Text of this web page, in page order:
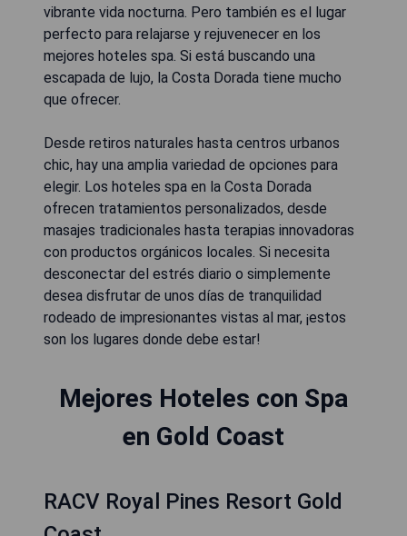
vibrante vida nocturna. Pero también es el lugar
perfecto para relajarse y rejuvenecer en los
mejores hoteles spa. Si está buscando una
escapada de lujo, la Costa Dorada tiene mucho
que ofrecer.
Desde retiros naturales hasta centros urbanos
chic, hay una amplia variedad de opciones para
elegir. Los hoteles spa en la Costa Dorada
ofrecen tratamientos personalizados, desde
masajes tradicionales hasta terapias innovadoras
con productos orgánicos locales. Si necesita
desconectar del estrés diario o simplemente
desea disfrutar de unos días de tranquilidad
rodeado de impresionantes vistas al mar, ¡estos
son los lugares donde debe estar!
Mejores Hoteles con Spa
en Gold Coast
RACV Royal Pines Resort Gold